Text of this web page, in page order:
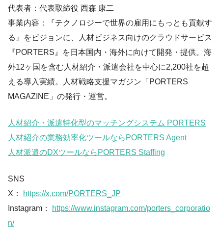
代表者：代表取締役 西森 康二
事業内容：『テクノロジーで世界の雇用にもっとも貢献す
る』をビジョンに、人材ビジネス向けのクラウドサービス
『PORTERS』を日本国内・海外に向けて開発・提供。海
外12ヶ国を含む人材紹介・派遣会社を中心に2,200社を超
える導入実績。人材戦略支援マガジン「PORTERS
MAGAZINE」の発行・運営。
人材紹介・派遣特化型のマッチングシステム PORTERS
人材紹介の業務効率化ツールならPORTERS Agent
人材派遣のDXツールならPORTERS Staffing
SNS
X：
https://x.com/PORTERS_JP
Instagram：
https://www.instagram.com/porters_corporatio
n/